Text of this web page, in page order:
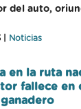
del auto,
| Noticias
en la ruta
fallece en